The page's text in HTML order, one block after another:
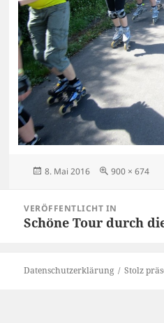
Veröffentlicht
8. Mai 2016 Originalgröße
900 × 674
VERÖFFENTLICHT IN
Schöne Tour durch
Datenschutzerklärung Stolz